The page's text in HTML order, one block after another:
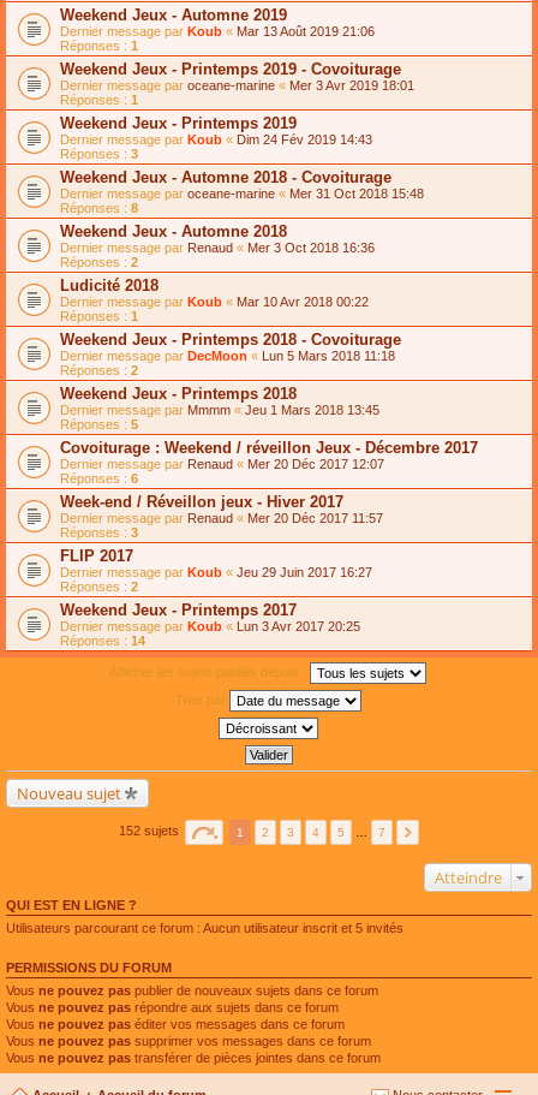
Weekend Jeux - Automne 2019
Dernier message par Koub « Mar 13 Août 2019 21:06
Réponses : 1
Weekend Jeux - Printemps 2019 - Covoiturage
Dernier message par oceane-marine « Mer 3 Avr 2019 18:01
Réponses : 1
Weekend Jeux - Printemps 2019
Dernier message par Koub « Dim 24 Fév 2019 14:43
Réponses : 3
Weekend Jeux - Automne 2018 - Covoiturage
Dernier message par oceane-marine « Mer 31 Oct 2018 15:48
Réponses : 8
Weekend Jeux - Automne 2018
Dernier message par Renaud « Mer 3 Oct 2018 16:36
Réponses : 2
Ludicité 2018
Dernier message par Koub « Mar 10 Avr 2018 00:22
Réponses : 1
Weekend Jeux - Printemps 2018 - Covoiturage
Dernier message par DecMoon « Lun 5 Mars 2018 11:18
Réponses : 2
Weekend Jeux - Printemps 2018
Dernier message par Mmmm « Jeu 1 Mars 2018 13:45
Réponses : 5
Covoiturage : Weekend / réveillon Jeux - Décembre 2017
Dernier message par Renaud « Mer 20 Déc 2017 12:07
Réponses : 6
Week-end / Réveillon jeux - Hiver 2017
Dernier message par Renaud « Mer 20 Déc 2017 11:57
Réponses : 3
FLIP 2017
Dernier message par Koub « Jeu 29 Juin 2017 16:27
Réponses : 2
Weekend Jeux - Printemps 2017
Dernier message par Koub « Lun 3 Avr 2017 20:25
Réponses : 14
Afficher les sujets publiés depuis :
Trier par
Nouveau sujet
152 sujets 1 2 3 4 5 7
Atteindre
QUI EST EN LIGNE ?
Utilisateurs parcourant ce forum : Aucun utilisateur inscrit et 5 invités
PERMISSIONS DU FORUM
Vous ne pouvez pas publier de nouveaux sujets dans ce forum
Vous ne pouvez pas répondre aux sujets dans ce forum
Vous ne pouvez pas éditer vos messages dans ce forum
Vous ne pouvez pas supprimer vos messages dans ce forum
Vous ne pouvez pas transférer de pièces jointes dans ce forum